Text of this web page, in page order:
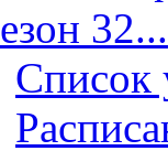
32...
Список